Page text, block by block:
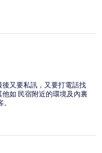
又要私訊，又要打電話找
如 民宿附近的環境及內裏